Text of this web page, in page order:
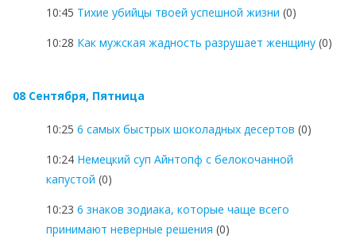
10:45 Тихие убийцы твоей успешной жизни (0)
10:28 Как мужская жадность разрушает женщину (0)
08 Сентября, Пятница
10:25 6 самых быстрых шоколадных десертов (0)
10:24 Немецкий суп Айнтопф с белокочанной
капустой (0)
10:23 6 знаков зодиака, которые чаще всего
принимают неверные решения (0)